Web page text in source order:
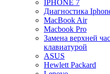
IPHONE 7
Диагностика
MacBook Air
Macbook Pro
Замена верхней
клавиатурой
ASUS
Hewlett Packard